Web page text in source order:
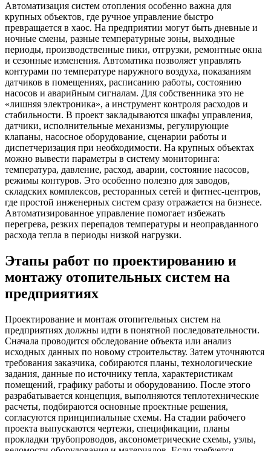
Автоматизация систем отопления особенно важна для
крупных объектов, где ручное управление быстро
превращается в хаос. На предприятии могут быть дневные и
ночные смены, разные температурные зоны, выходные
периоды, производственные пики, отгрузки, ремонтные окна
и сезонные изменения. Автоматика позволяет управлять
контурами по температуре наружного воздуха, показаниям
датчиков в помещениях, расписанию работы, состоянию
насосов и аварийным сигналам. Для собственника это не
«лишняя электроника», а инструмент контроля расходов и
стабильности. В проект закладываются шкафы управления,
датчики, исполнительные механизмы, регулирующие
клапаны, насосное оборудование, сценарии работы и
диспетчеризация при необходимости. На крупных объектах
можно вывести параметры в систему мониторинга:
температура, давление, расход, аварии, состояние насосов,
режимы контуров. Это особенно полезно для заводов,
складских комплексов, ресторанных сетей и фитнес-центров,
где простой инженерных систем сразу отражается на бизнесе.
Автоматизированное управление помогает избежать
перегрева, резких перепадов температуры и неоправданного
расхода тепла в периоды низкой нагрузки.
Этапы работ по проектированию и
монтажу отопительных систем на
предприятиях
Проектирование и монтаж отопительных систем на
предприятиях должны идти в понятной последовательности.
Сначала проводится обследование объекта или анализ
исходных данных по новому строительству. Затем уточняются
требования заказчика, собираются планы, технологические
задания, данные по источнику тепла, характеристикам
помещений, графику работы и оборудованию. После этого
разрабатывается концепция, выполняются теплотехнические
расчеты, подбираются основные проектные решения,
согласуются принципиальные схемы. На стадии рабочего
проекта выпускаются чертежи, спецификации, планы
прокладки трубопроводов, аксонометрические схемы, узлы,